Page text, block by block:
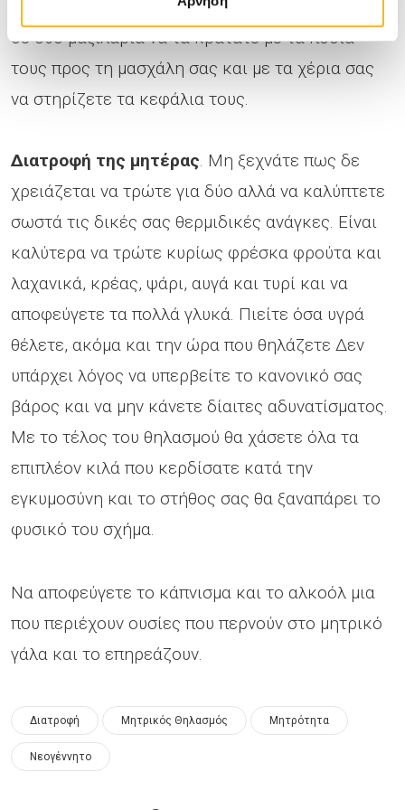
θηλάζετε συγχρόνως. Ένας τρόπος είναι πάνω
σε δύο μαξιλάρια να τα κρατάτε με τα πόδια
τους προς τη μασχάλη σας και με τα χέρια σας
να στηρίζετε τα κεφάλια τους.
Διατροφή της μητέρας. Μη ξεχνάτε πως δε
χρειάζεται να τρώτε για δύο αλλά να καλύπτετε
σωστά τις δικές σας θερμιδικές ανάγκες. Είναι
καλύτερα να τρώτε κυρίως φρέσκα φρούτα και
λαχανικά, κρέας, ψάρι, αυγά και τυρί και να
αποφεύγετε τα πολλά γλυκά. Πιείτε όσα υγρά
θέλετε, ακόμα και την ώρα που θηλάζετε Δεν
υπάρχει λόγος να υπερβείτε το κανονικό σας
βάρος και να μην κάνετε δίαιτες αδυνατίσματος.
Με το τέλος του θηλασμού θα χάσετε όλα τα
επιπλέον κιλά που κερδίσατε κατά την
εγκυμοσύνη και το στήθος σας θα ξαναπάρει το
φυσικό του σχήμα.
Να αποφεύγετε το κάπνισμα και το αλκοόλ μια
που περιέχουν ουσίες που περνούν στο μητρικό
γάλα και το επηρεάζουν.
Διατροφή Μητρικός Θηλασμός Μητρότητα
Νεογέννητο